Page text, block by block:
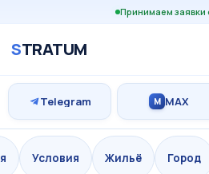
Принимаем заявки
STRATUM
Telegram M MAX
Условия Жильё Город